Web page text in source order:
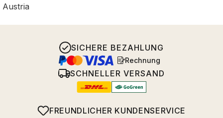
Austria
SICHERE BEZAHLUNG
Rechnung
SCHNELLER VERSAND
FREUNDLICHER KUNDENSERVICE